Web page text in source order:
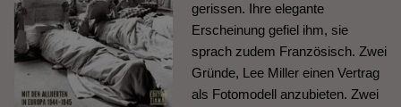
gerissen. Ihre elegante
Erscheinung gefiel ihm, sie
sprach zudem Französisch. Zwei
Gründe, Lee Miller einen Vertrag
als Fotomodell anzubieten. Zwei